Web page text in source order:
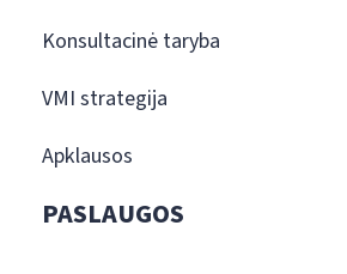
Konsultacinė taryba
VMI strategija
Apklausos
PASLAUGOS